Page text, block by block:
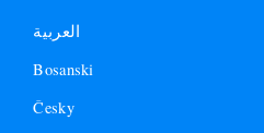
العربية
Bosanski
Česky